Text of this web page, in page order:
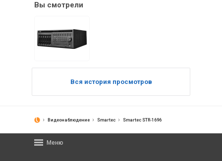
Вы смотрели
Вся история просмотров
Видеонаблюдение Smartec Smartec STR-1696
Меню